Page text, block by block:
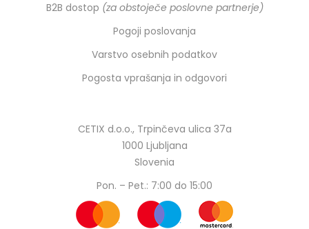
B2B dostop (za obstoječe poslovne partnerje)
Pogoji poslovanja
Varstvo osebnih podatkov
Pogosta vprašanja in odgovori
CETIX d.o.o., Trpinčeva ulica 37a
1000 Ljubljana
Slovenia
Pon. – Pet.: 7:00 do 15:00